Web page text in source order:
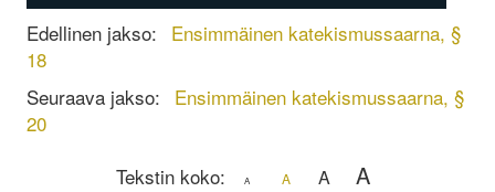
Edellinen jakso: Ensimmäinen katekismussaarna, §
18
Seuraava jakso: Ensimmäinen katekismussaarna, §
20
Tekstin koko:
A A A A